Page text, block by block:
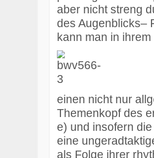
aber nicht streng
des Augenblicks–
kann man in
einen nicht nur
Themenkopf des
e) und insofern
eine
als Folge ihrer